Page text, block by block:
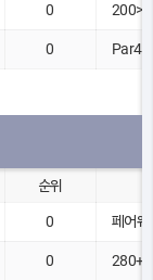
0 200>
0
순위
0 페어웨
0 280+